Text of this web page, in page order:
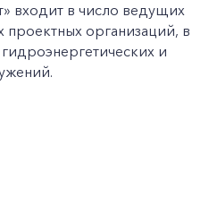
входит в число ведущих
организаций, в
и